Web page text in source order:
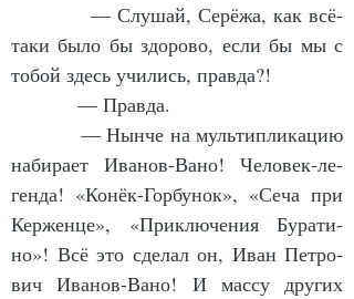
та­ки бы­ло бы здо­ро­во, если бы мы с
то­бой здесь учи­лись, прав­да?!
            — Прав­да.
            — Нын­че на муль­тип­ли­ка­цию
на­би­ра­ет Ива­нов-Ва­но! Че­ло­век-ле­
ген­да! «Ко­нёк-Гор­бу­нок», «Се­ча при
Кер­жен­це», «При­клю­че­ния Бу­ра­ти­
но»! Всё это сде­лал он, Иван Пет­ро­
вич Ива­нов-Ва­но! И мас­су дру­гих